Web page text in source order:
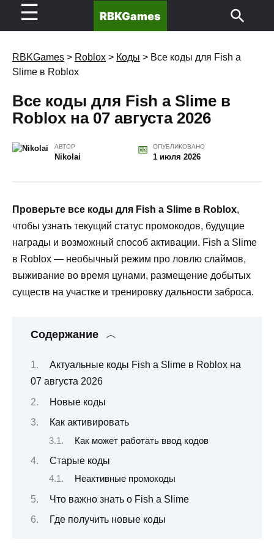
☰ RBKGames
RBKGames > Roblox > Коды > Все коды для Fish a
Slime в Roblox
Все коды для Fish a Slime в
Roblox на 07 августа 2026
АВТОР
Nikolai
ОПУБЛИКОВАНО
1 июля 2026
Проверьте все коды для Fish a Slime в Roblox,
чтобы узнать текущий статус промокодов, будущие
награды и возможный способ активации. Fish a Slime
в Roblox — необычный режим про ловлю слаймов,
выживание во время цунами, размещение добытых
существ на участке и тренировку дальности заброса.
Содержание
Актуальные коды Fish a Slime в Roblox на
07 августа 2026
Новые коды
Как активировать
Как может работать ввод кодов
Старые коды
Неактивные промокоды
Что важно знать о Fish a Slime
Где получить новые коды